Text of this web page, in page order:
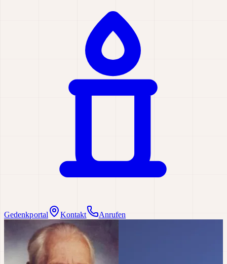
Gedenkportal Kontakt Anrufen